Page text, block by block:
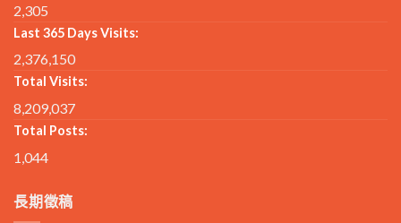
2,305
Last 365 Days Visits:
2,376,150
Total Visits:
8,209,037
Total Posts:
1,044
長期徵稿